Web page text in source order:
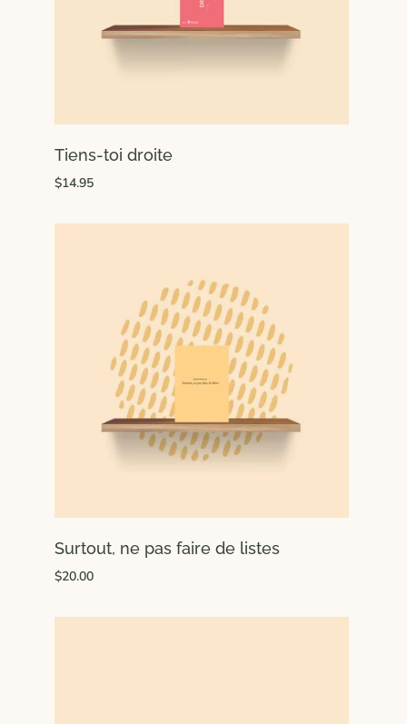
Tiens-toi droite
$14.95
Surtout, ne pas faire de listes
$20.00